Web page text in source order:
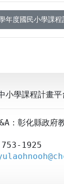
年度國民小學課程
小學課程計畫平
：彰化縣政府
1925